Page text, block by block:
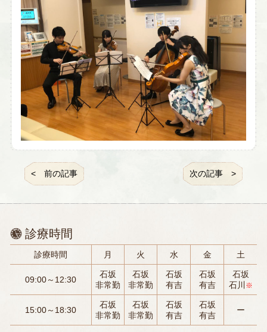
前の記事 次の記事
診療時間
診療時間 月 火 水 金 土
09:00～12:30
石坂
非常勤
石坂
非常勤
石坂
有吉
石坂
有吉
石坂
石川 ※
15:00～18:30
石坂
非常勤
石坂
非常勤
石坂
有吉
石坂
有吉
ー